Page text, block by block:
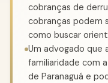
cobranças de
cobranças podem
como buscar
Um advogado que
familiaridade com
de Paranaguá e